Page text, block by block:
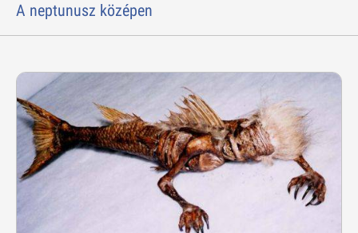
A neptunusz középen